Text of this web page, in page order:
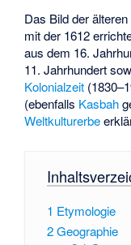
Das Bild der
mit der 1612
aus dem 16.
11. Jahrhundert
Kolonialzeit
(ebenfalls Kasbah
Weltkulturerbe
1 Etymologie
2Geographie